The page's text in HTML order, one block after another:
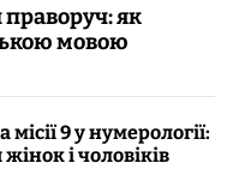
праворуч: як
мовою
9 у нумерології:
і чоловіків